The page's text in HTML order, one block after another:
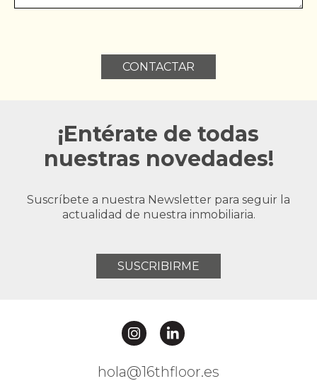
CONTACTAR
¡Entérate de todas
nuestras novedades!
Suscríbete a nuestra Newsletter para seguir la
actualidad de nuestra inmobiliaria.
SUSCRIBIRME
hola@16thfloor.es